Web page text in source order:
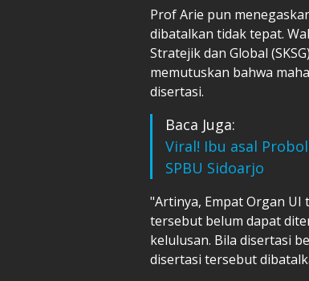
Prof Arie pun
dibatalkan tidak tepat.
Stratejik dan Global
memutuskan bahwa
disertasi.
Baca Juga:
Viral! Ibu asal
SPBU Sidoarjo
"Artinya, Empat Organ UI
tersebut belum dapat
kelulusan. Bila disertasi
disertasi tersebut